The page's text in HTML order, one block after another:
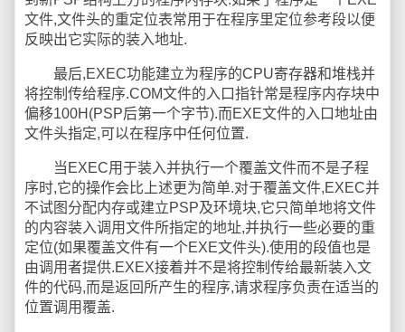
文件,文件头的重定位表常用于在程序里定位参考段以便
反映出它实际的装入地址.
最后,EXEC功能建立为程序的CPU寄存器和堆栈并
将控制传给程序.COM文件的入口指针常是程序内存块中
偏移100H(PSP后第一个字节).而EXE文件的入口地址由
文件头指定,可以在程序中任何位置.
当EXEC用于装入并执行一个覆盖文件而不是子程
序时,它的操作会比上述更为简单.对于覆盖文件,EXEC并
不试图分配内存或建立PSP及环境块,它只简单地将文件
的内容装入调用文件所指定的地址,并执行一些必要的重
定位(如果覆盖文件有一个EXE文件头).使用的段值也是
由调用者提供.EXEX接着并不是将控制传给最新装入文
件的代码,而是返回所产生的程序,请求程序负责在适当的
位置调用覆盖.